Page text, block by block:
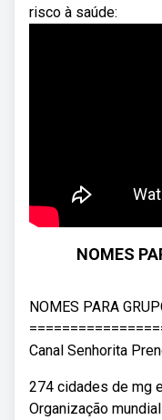
risco à saúde:
NOMES
NOMES PARA
Canal Senhorita
274 cidades de mg
Organização